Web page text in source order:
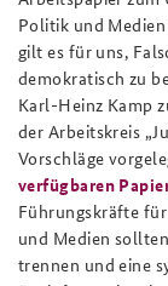
Politik und
gilt es für uns,
demokratisch zu
Karl-Heinz Kamp
der Arbeitskreis
Vorschläge
verfügbaren
Führungskräfte
und Medien
trennen und eine